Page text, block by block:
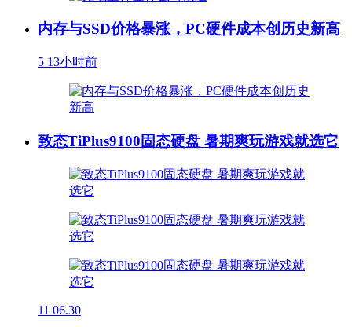
内存与SSD价格暴涨，PC硬件成本创历史新高
5 13小时前
致态TiPlus9100固态硬盘 暑期爽玩游戏就选它
11 06.30